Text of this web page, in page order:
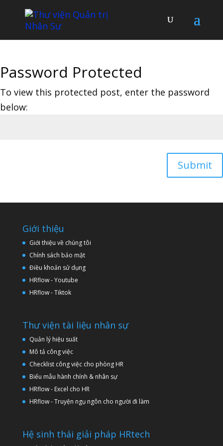
Password Protected
To view this protected post, enter the password
below:
Submit
Giới thiệu
Giới thiệu về chúng tôi
Chính sách bảo mật
Điều khoản sử dụng
HRflow - Youtube
HRflow - Tiktok
Thư viện tài liệu nhân sự
Quản lý hiệu suất
Mô tả công việc
Checklist công việc cho phòng HR
Biểu mẫu hành chính & nhân sự
HRflow - Excel cho HR
HRflow - Truyện ngụ ngôn cho người đi làm
Hệ sinh thái giải pháp HRtech